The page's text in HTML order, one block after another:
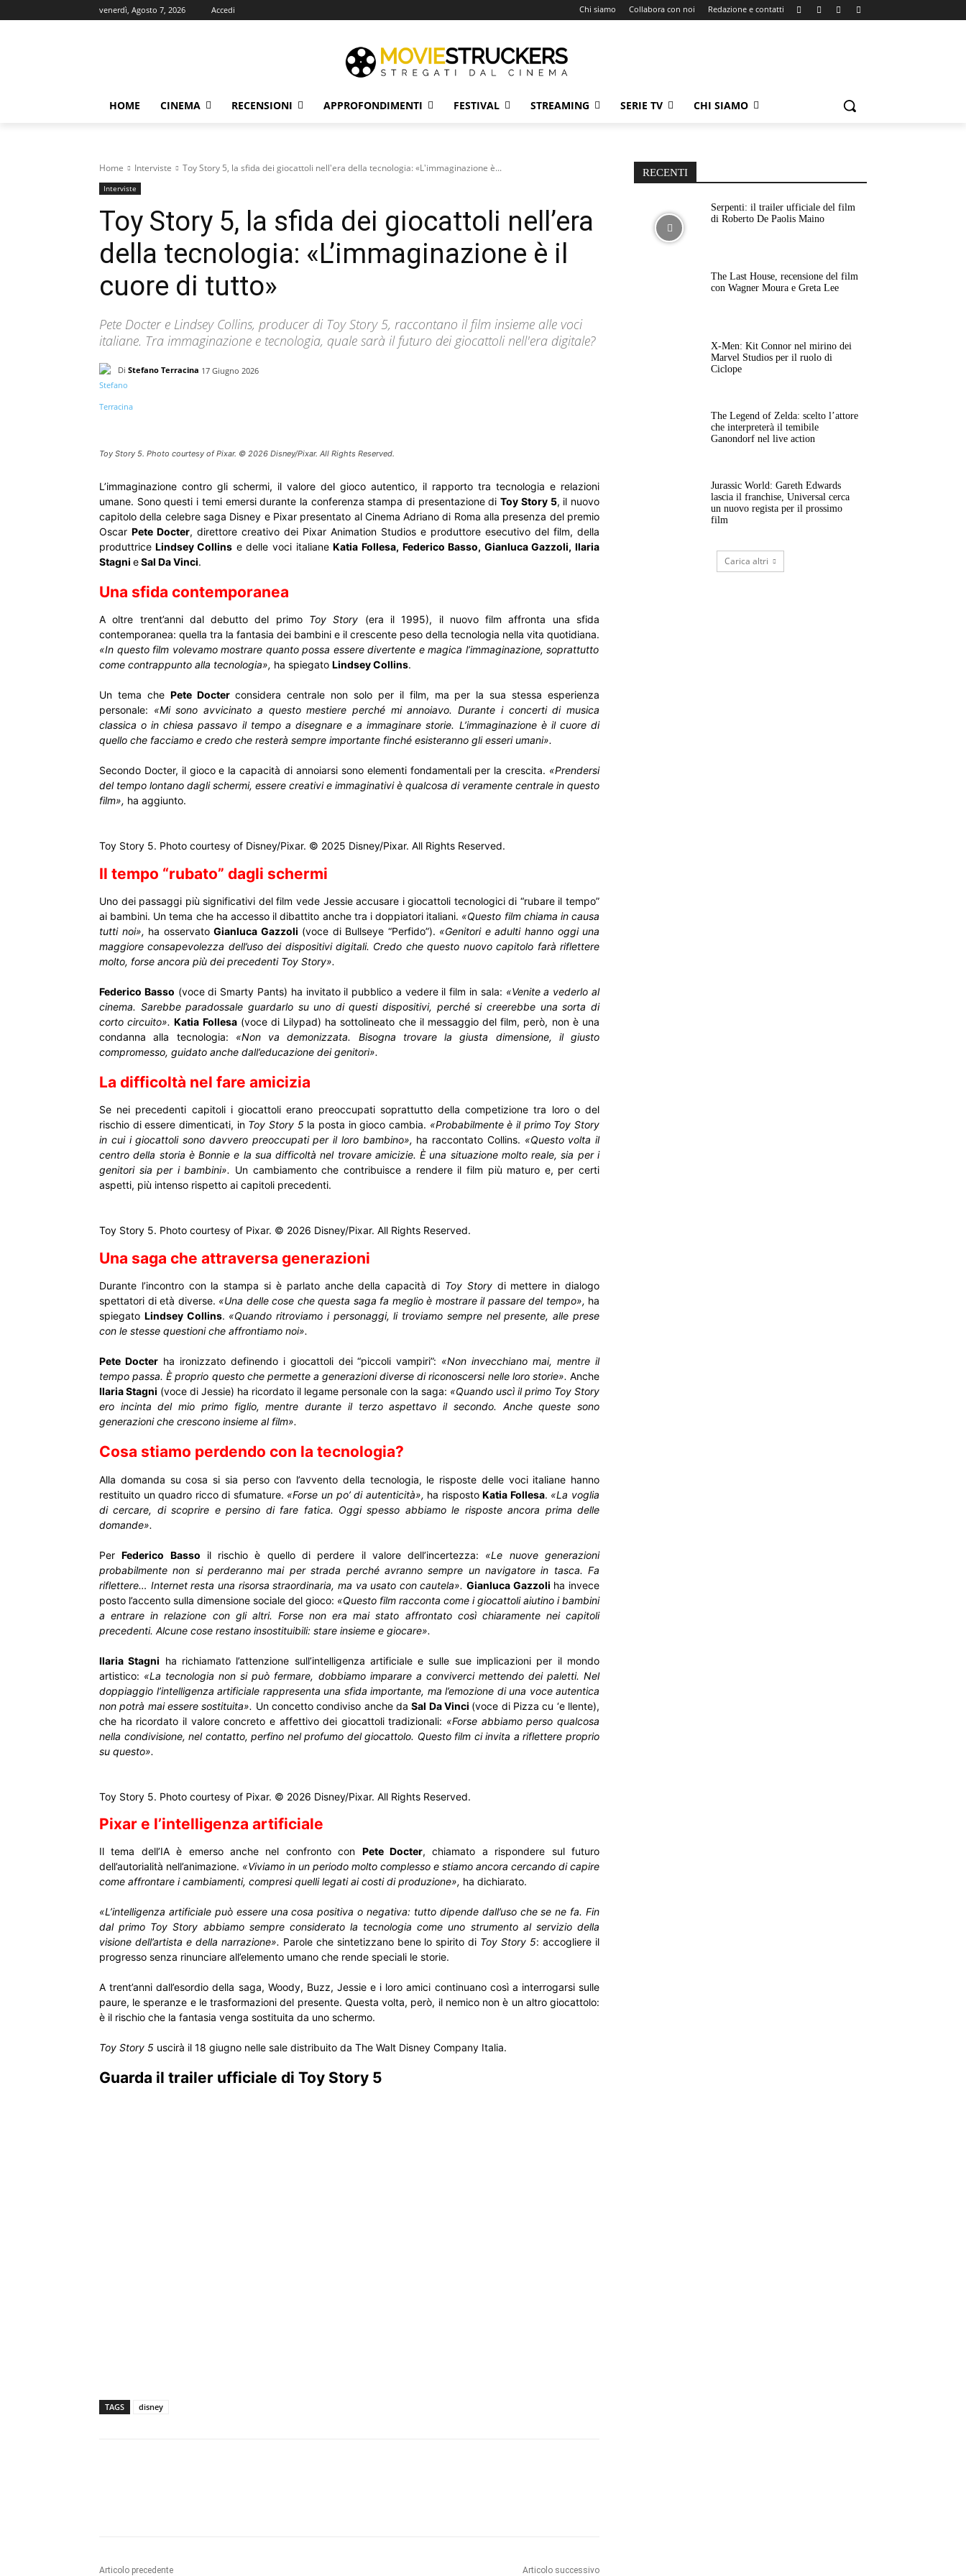
venerdì, Agosto 7, 2026 Accedi Chi siamo Collabora con noi Redazione e contatti
HOME CINEMA RECENSIONI APPROFONDIMENTI FESTIVAL STREAMING SERIE TV CHI SIAMO
Home Interviste Toy Story 5, la sfida dei giocattoli nell'era della tecnologia: «L'immaginazione è...
Interviste
Toy Story 5, la sfida dei giocattoli nell’era
della tecnologia: «L’immaginazione è il
cuore di tutto»
Pete Docter e Lindsey Collins, producer di Toy Story 5, raccontano il film insieme alle voci
italiane. Tra immaginazione e tecnologia, quale sarà il futuro dei giocattoli nell'era digitale?
Di Stefano Terracina 17 Giugno 2026
Toy Story 5. Photo courtesy of Pixar. © 2026 Disney/Pixar. All Rights Reserved.
L’immaginazione contro gli schermi, il valore del gioco autentico, il rapporto tra tecnologia e relazioni
umane. Sono questi i temi emersi durante la conferenza stampa di presentazione diToy Story 5, il nuovo
capitolo della celebre saga Disney e Pixar presentato al Cinema Adriano di Roma alla presenza del premio
Oscar Pete Docter, direttore creativo dei Pixar Animation Studios e produttore esecutivo del film, della
produttrice Lindsey Collins e delle voci italianeKatia Follesa, Federico Basso, Gianluca Gazzoli, Ilaria
Stagni eSal Da Vinci.
Una sfida contemporanea
A oltre trent’anni dal debutto del primo Toy Story (era il 1995), il nuovo film affronta una sfida
contemporanea: quella tra la fantasia dei bambini e il crescente peso della tecnologia nella vita quotidiana.
«In questo film volevamo mostrare quanto possa essere divertente e magica l’immaginazione, soprattutto
come contrappunto alla tecnologia», ha spiegato Lindsey Collins.
Un tema che Pete Docterconsidera centrale non solo per il film, ma per la sua stessa esperienza
personale: «Mi sono avvicinato a questo mestiere perché mi annoiavo. Durante i concerti di musica
classica o in chiesa passavo il tempo a disegnare e a immaginare storie. L’immaginazione è il cuore di
quello che facciamo e credo che resterà sempre importante finché esisteranno gli esseri umani».
Secondo Docter, il gioco e la capacità di annoiarsi sono elementi fondamentali per la crescita. «Prendersi
del tempo lontano dagli schermi, essere creativi e immaginativi è qualcosa di veramente centrale in questo
film», ha aggiunto.
Toy Story 5. Photo courtesy of Disney/Pixar. © 2025 Disney/Pixar. All Rights Reserved.
Il tempo “rubato” dagli schermi
Uno dei passaggi più significativi del film vede Jessie accusare i giocattoli tecnologici di “rubare il tempo”
ai bambini. Un tema che ha accesso il dibattito anche tra i doppiatori italiani. «Questo film chiama in causa
tutti noi», ha osservatoGianluca Gazzoli (voce di Bullseye “Perfido”). «Genitori e adulti hanno oggi una
maggiore consapevolezza dell’uso dei dispositivi digitali. Credo che questo nuovo capitolo farà riflettere
molto, forse ancora più dei precedenti Toy Story».
Federico Basso (voce di Smarty Pants) ha invitato il pubblico a vedere il film in sala: «Venite a vederlo al
cinema. Sarebbe paradossale guardarlo su uno di questi dispositivi, perché si creerebbe una sorta di
corto circuito».Katia Follesa(voce di Lilypad) ha sottolineato che il messaggio del film, però, non è una
condanna alla tecnologia: «Non va demonizzata. Bisogna trovare la giusta dimensione, il giusto
compromesso, guidato anche dall’educazione dei genitori».
La difficoltà nel fare amicizia
Se nei precedenti capitoli i giocattoli erano preoccupati soprattutto della competizione tra loro o del
rischio di essere dimenticati, in Toy Story 5 la posta in gioco cambia. «Probabilmente è il primo Toy Story
in cui i giocattoli sono davvero preoccupati per il loro bambino», ha raccontato Collins. «Questo volta il
centro della storia è Bonnie e la sua difficoltà nel trovare amicizie. È una situazione molto reale, sia per i
genitori sia per i bambini». Un cambiamento che contribuisce a rendere il film più maturo e, per certi
aspetti, più intenso rispetto ai capitoli precedenti.
Toy Story 5. Photo courtesy of Pixar. © 2026 Disney/Pixar. All Rights Reserved.
Una saga che attraversa generazioni
Durante l’incontro con la stampa si è parlato anche della capacità di Toy Storydi mettere in dialogo
spettatori di età diverse. «Una delle cose che questa saga fa meglio è mostrare il passare del tempo», ha
spiegato Lindsey Collins. «Quando ritroviamo i personaggi, li troviamo sempre nel presente, alle prese
con le stesse questioni che affrontiamo noi».
Pete Docterha ironizzato definendo i giocattoli dei “piccoli vampiri”: «Non invecchiano mai, mentre il
tempo passa. È proprio questo che permette a generazioni diverse di riconoscersi nelle loro storie». Anche
Ilaria Stagni (voce di Jessie) ha ricordato il legame personale con la saga: «Quando uscì il primo Toy Story
ero incinta del mio primo figlio, mentre durante il terzo aspettavo il secondo. Anche queste sono
generazioni che crescono insieme al film».
Cosa stiamo perdendo con la tecnologia?
Alla domanda su cosa si sia perso con l’avvento della tecnologia, le risposte delle voci italiane hanno
restituito un quadro ricco di sfumature. «Forse un po’ di autenticità», ha rispostoKatia Follesa. «La voglia
di cercare, di scoprire e persino di fare fatica. Oggi spesso abbiamo le risposte ancora prima delle
domande».
PerFederico Basso il rischio è quello di perdere il valore dell’incertezza: «Le nuove generazioni
probabilmente non si perderanno mai per strada perché avranno sempre un navigatore in tasca. Fa
riflettere… Internet resta una risorsa straordinaria, ma va usato con cautela».Gianluca Gazzoli ha invece
posto l’accento sulla dimensione sociale del gioco: «Questo film racconta come i giocattoli aiutino i bambini
a entrare in relazione con gli altri. Forse non era mai stato affrontato così chiaramente nei capitoli
precedenti. Alcune cose restano insostituibili: stare insieme e giocare».
Ilaria Stagni ha richiamato l’attenzione sull’intelligenza artificiale e sulle sue implicazioni per il mondo
artistico: «La tecnologia non si può fermare, dobbiamo imparare a conviverci mettendo dei paletti. Nel
doppiaggio l’intelligenza artificiale rappresenta una sfida importante, ma l’emozione di una voce autentica
non potrà mai essere sostituita». Un concetto condiviso anche daSal Da Vinci (voce di Pizza cu ‘e llente),
che ha ricordato il valore concreto e affettivo dei giocattoli tradizionali: «Forse abbiamo perso qualcosa
nella condivisione, nel contatto, perfino nel profumo del giocattolo. Questo film ci invita a riflettere proprio
su questo».
Toy Story 5. Photo courtesy of Pixar. © 2026 Disney/Pixar. All Rights Reserved.
Pixar e l’intelligenza artificiale
Il tema dell’IA è emerso anche nel confronto con Pete Docter, chiamato a rispondere sul futuro
dell’autorialità nell’animazione. «Viviamo in un periodo molto complesso e stiamo ancora cercando di capire
come affrontare i cambiamenti, compresi quelli legati ai costi di produzione», ha dichiarato.
«L’intelligenza artificiale può essere una cosa positiva o negativa: tutto dipende dall’uso che se ne fa. Fin
dal primo Toy Story abbiamo sempre considerato la tecnologia come uno strumento al servizio della
visione dell’artista e della narrazione». Parole che sintetizzano bene lo spirito di Toy Story 5: accogliere il
progresso senza rinunciare all’elemento umano che rende speciali le storie.
A trent’anni dall’esordio della saga, Woody, Buzz, Jessie e i loro amici continuano così a interrogarsi sulle
paure, le speranze e le trasformazioni del presente. Questa volta, però, il nemico non è un altro giocattolo:
è il rischio che la fantasia venga sostituita da uno schermo.
Toy Story 5 uscirà il 18 giugno nelle sale distribuito da The Walt Disney Company Italia.
Guarda il trailer ufficiale di Toy Story 5
TAGS disney
Articolo precedente Articolo successivo
RECENTI
Serpenti: il trailer ufficiale del film
di Roberto De Paolis Maino
The Last House, recensione del film
con Wagner Moura e Greta Lee
X-Men: Kit Connor nel mirino dei
Marvel Studios per il ruolo di
Ciclope
The Legend of Zelda: scelto l’attore
che interpreterà il temibile
Ganondorf nel live action
Jurassic World: Gareth Edwards
lascia il franchise, Universal cerca
un nuovo regista per il prossimo
film
Carica altri